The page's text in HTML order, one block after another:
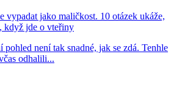
vypadat jako maličkost. 10 otázek ukáže,
když jde o vteřiny
není tak snadné, jak se zdá. Tenhle
odhalili...